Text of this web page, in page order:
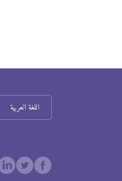
اللغة العربية